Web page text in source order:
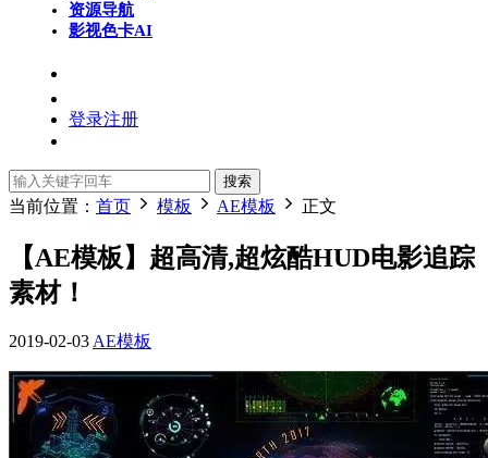
资源导航
影视色卡AI
登录注册
搜索
当前位置： 首页 模板 AE模板 正文
【AE模板】超高清,超炫酷HUD电影追踪
素材！
2019-02-03AE模板